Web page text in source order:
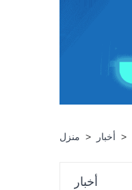
منزل > أخبار >
أخبار